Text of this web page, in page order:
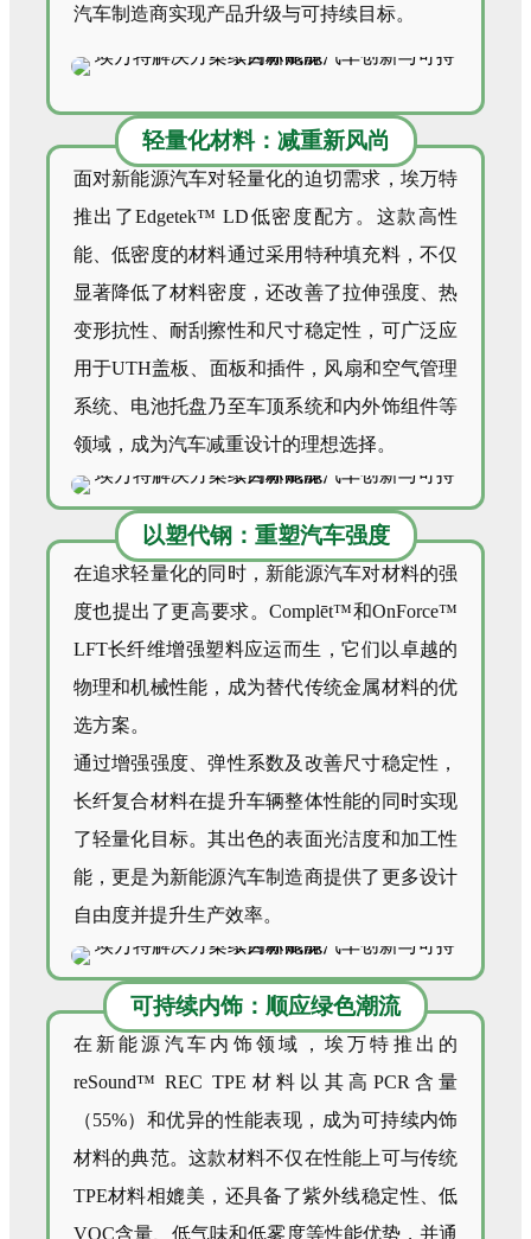
汽车制造商实现产品升级与可持续目标。
轻量化材料：减重新风尚
面对新能源汽车对轻量化的迫切需求，埃万特
推出了Edgetek™ LD低密度配方。这款高性
能、低密度的材料通过采用特种填充料，不仅
显著降低了材料密度，还改善了拉伸强度、热
变形抗性、耐刮擦性和尺寸稳定性，可广泛应
用于UTH盖板、面板和插件，风扇和空气管理
系统、电池托盘乃至车顶系统和内外饰组件等
领域，成为汽车减重设计的理想选择。
以塑代钢：重塑汽车强度
在追求轻量化的同时，新能源汽车对材料的强
度也提出了更高要求。Complēt™和OnForce™
LFT长纤维增强塑料应运而生，它们以卓越的
物理和机械性能，成为替代传统金属材料的优
选方案。
通过增强强度、弹性系数及改善尺寸稳定性，
长纤复合材料在提升车辆整体性能的同时实现
了轻量化目标。其出色的表面光洁度和加工性
能，更是为新能源汽车制造商提供了更多设计
自由度并提升生产效率。
可持续内饰：顺应绿色潮流
在新能源汽车内饰领域，埃万特推出的
reSound™ REC TPE材料以其高PCR含量
（55%）和优异的性能表现，成为可持续内饰
材料的典范。这款材料不仅在性能上可与传统
TPE材料相媲美，还具备了紫外线稳定性、低
VOC含量、低气味和低雾度等性能优势，并通